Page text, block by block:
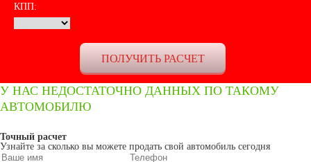
КПП:
У НАС НЕДОСТАТОЧНО ДАННЫХ ПО ТАКОМУ
АВТОМОБИЛЮ
Точный расчет
Узнайте за сколько вы можете продать свой автомобиль сегодня